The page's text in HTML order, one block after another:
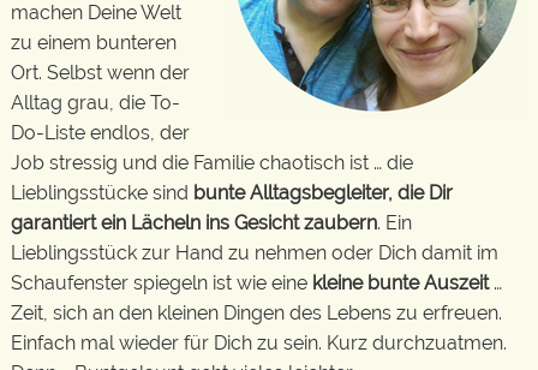
machen Deine Welt
zu einem bunteren
Ort. Selbst wenn der
Alltag grau, die To-
Do-Liste endlos, der
Job stressig und die Familie chaotisch ist … die
Lieblingsstücke sind bunte Alltagsbegleiter, die Dir
garantiert ein Lächeln ins Gesicht zaubern. Ein
Lieblingsstück zur Hand zu nehmen oder Dich damit im
Schaufenster spiegeln ist wie eine kleine bunte Auszeit…
Zeit, sich an den kleinen Dingen des Lebens zu erfreuen.
Einfach mal wieder für Dich zu sein. Kurz durchzuatmen.